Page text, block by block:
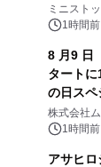
ミニスト
1時間前
8 月9 日
タート
の日スペ
株式会社
1時間前
アサヒ